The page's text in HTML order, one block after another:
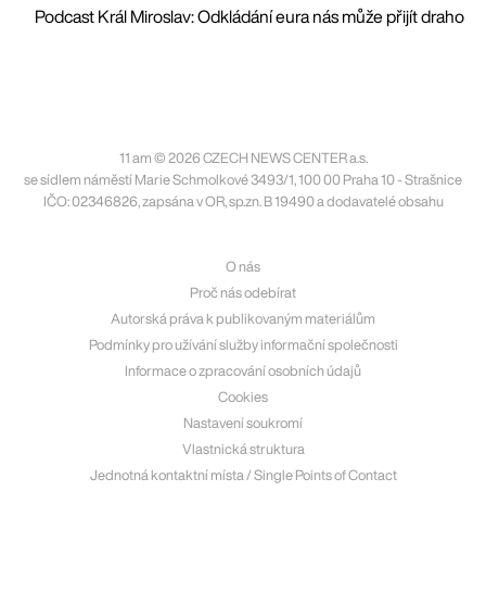
Podcast Král Miroslav: Odkládání eura nás může přijít draho
11 am © 2026 CZECH NEWS CENTER a.s.
se sídlem náměstí Marie Schmolkové 3493/1, 100 00 Praha 10 - Strašnice
IČO: 02346826, zapsána v OR, sp.zn. B 19490 a dodavatelé obsahu
O nás
Proč nás odebírat
Autorská práva k publikovaným materiálům
Podmínky pro užívání služby informační společnosti
Informace o zpracování osobních údajů
Cookies
Nastavení soukromí
Vlastnická struktura
Jednotná kontaktní místa / Single Points of Contact